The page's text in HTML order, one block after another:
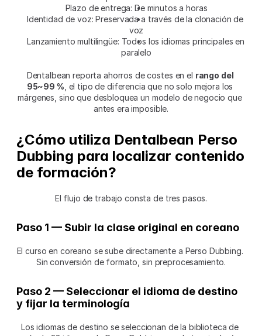
Plazo de entrega: De minutos a horas
Identidad de voz: Preservada a través de la clonación de
voz
Lanzamiento multilingüe: Todos los idiomas principales en
paralelo
Dentalbean reporta ahorros de costes en el rango del
95~99 %, el tipo de diferencia que no solo mejora los
márgenes, sino que desbloquea un modelo de negocio que
antes era imposible.
¿Cómo utiliza Dentalbean Perso
Dubbing para localizar contenido
de formación?
El flujo de trabajo consta de tres pasos.
Paso 1 — Subir la clase original en coreano
El curso en coreano se sube directamente a Perso Dubbing.
Sin conversión de formato, sin preprocesamiento.
Paso 2 — Seleccionar el idioma de destino
y fijar la terminología
Los idiomas de destino se seleccionan de la biblioteca de